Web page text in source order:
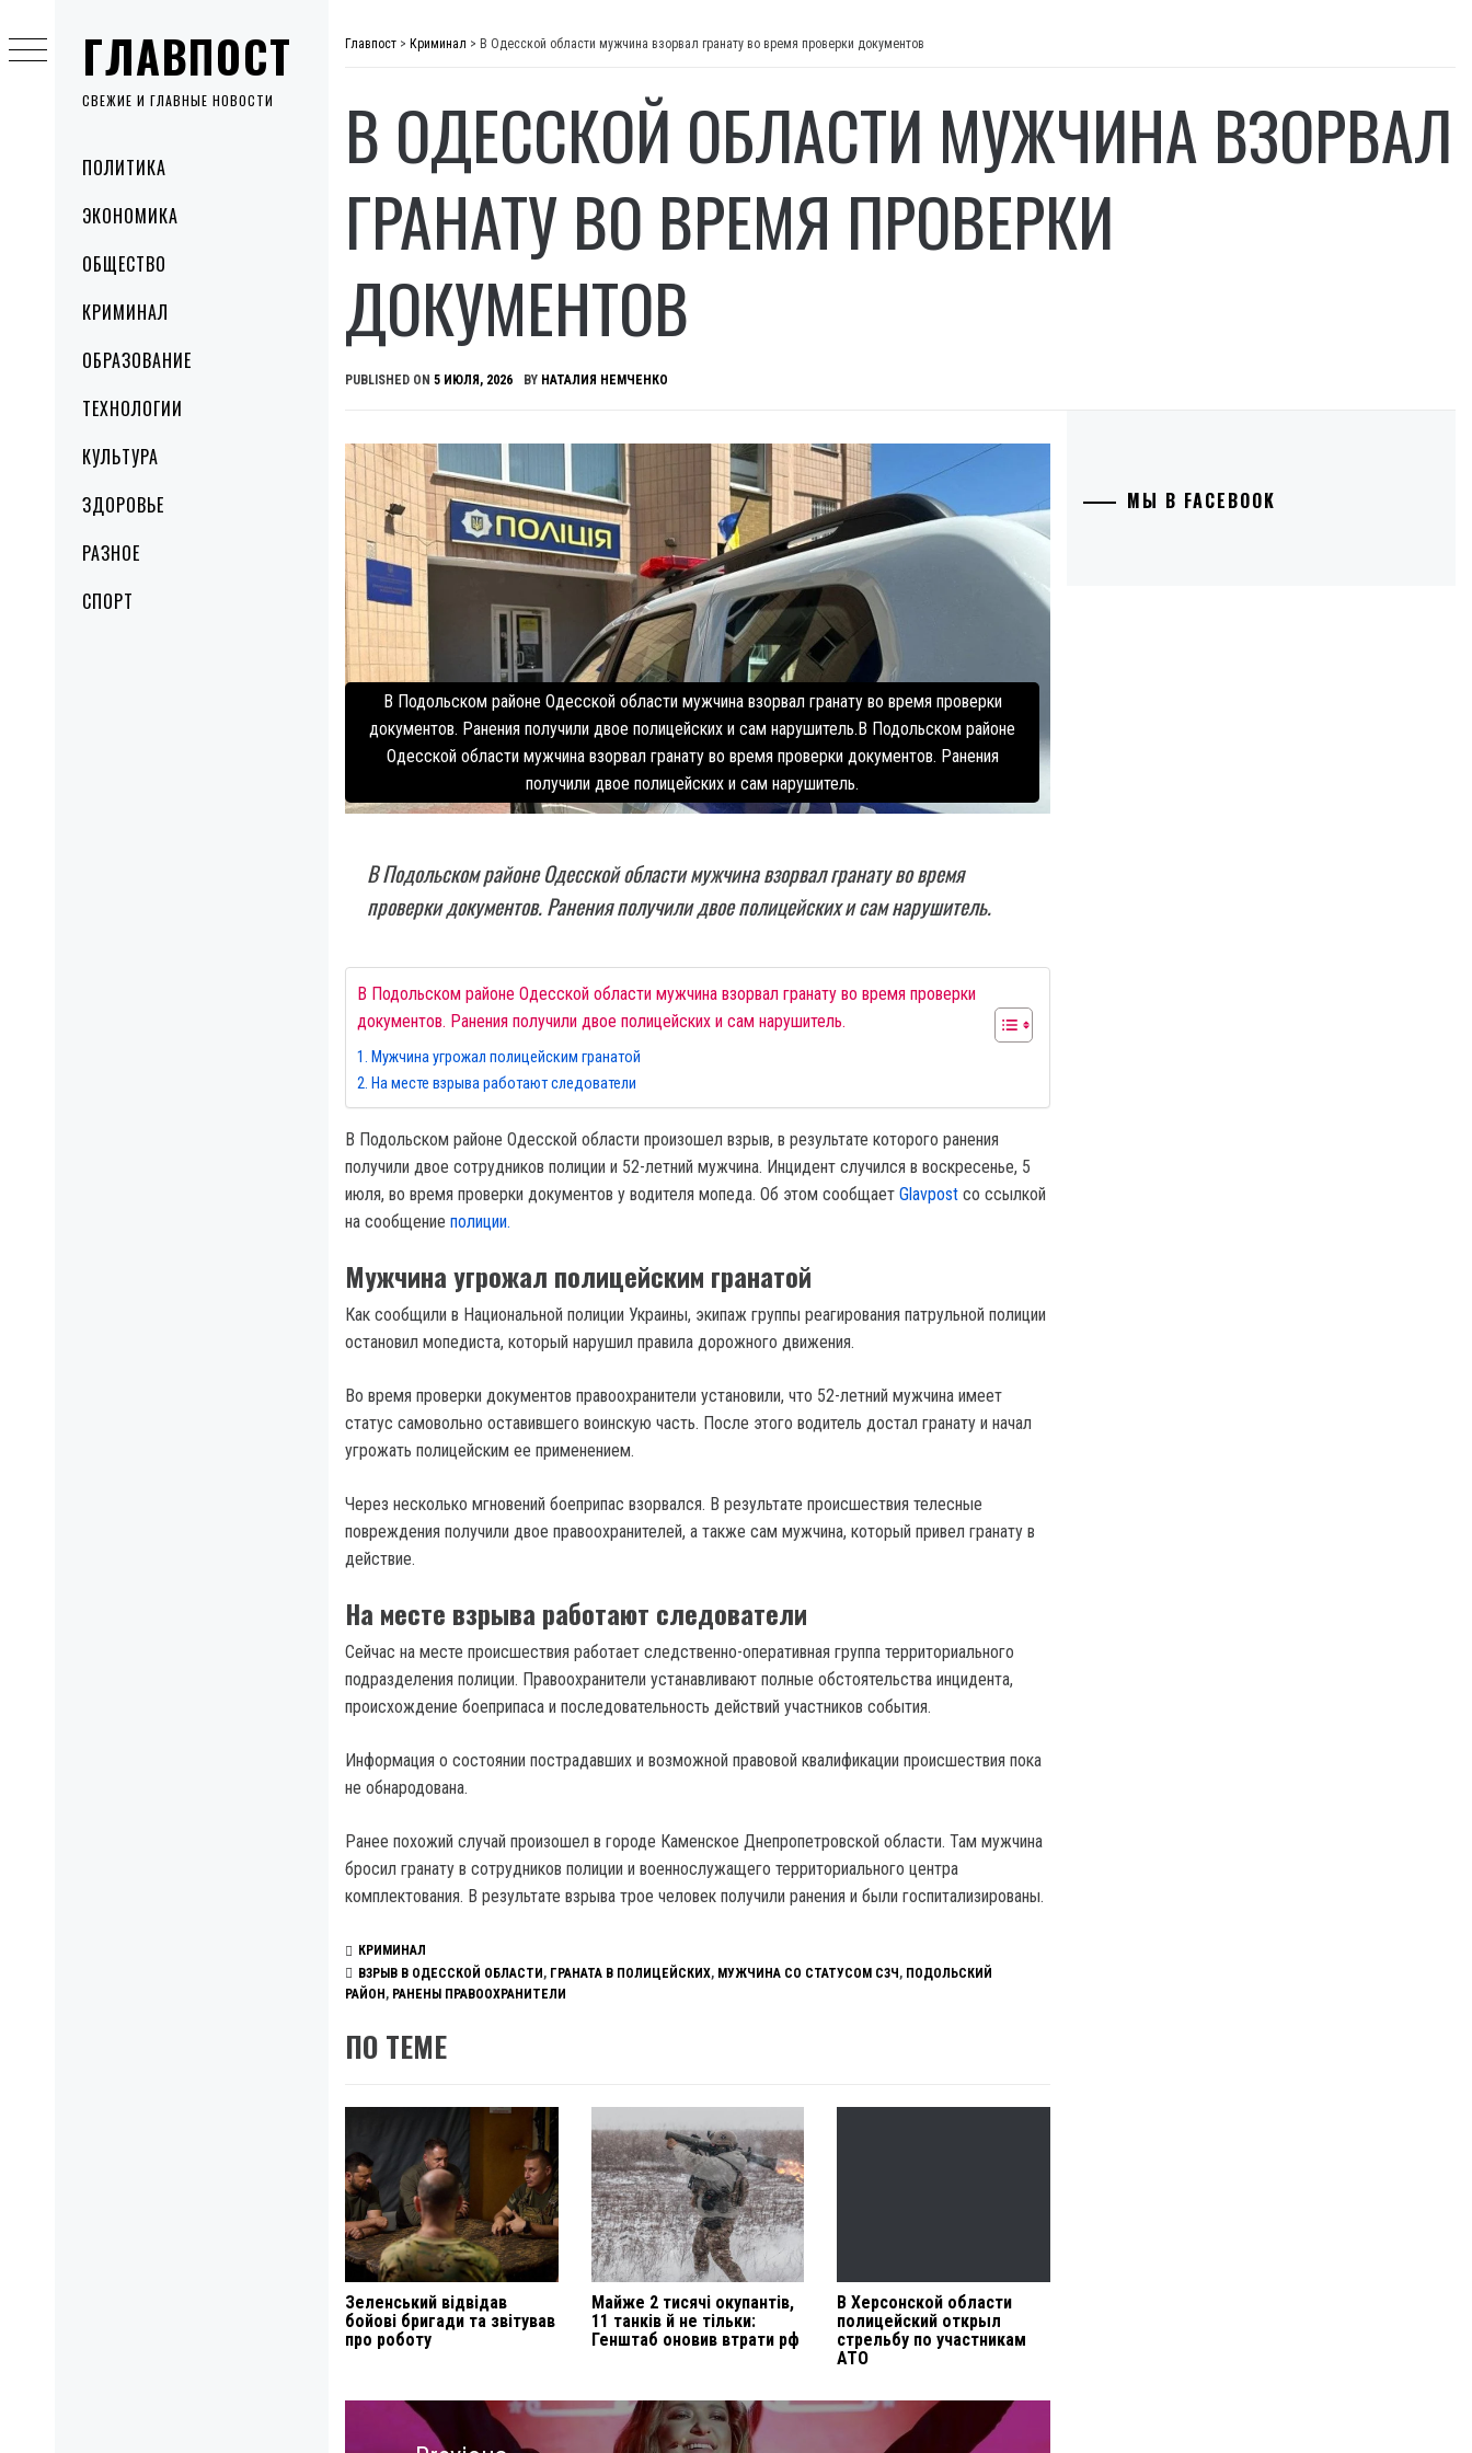
ГЛАВПОСТ
СВЕЖИЕ И ГЛАВНЫЕ НОВОСТИ
MenuПОЛИТИКА
ЭКОНОМИКА
ОБЩЕСТВО
КРИМИНАЛ
ОБРАЗОВАНИЕ
ТЕХНОЛОГИИ
КУЛЬТУРА
ЗДОРОВЬЕ
РАЗНОЕ
СПОРТ
to
content
Главпост > Криминал > В Одесской области мужчина взорвал гранату во время проверки документов
В ОДЕССКОЙ ОБЛАСТИ МУЖЧИНА ВЗОРВАЛ
ГРАНАТУ ВО ВРЕМЯ ПРОВЕРКИ
ДОКУМЕНТОВ
PUBLISHED ON 5 ИЮЛЯ, 2026 BY НАТАЛИЯ НЕМЧЕНКО
В Подольском районе Одесской области мужчина взорвал гранату во время проверки
документов. Ранения получили двое полицейских и сам нарушитель.В Подольском районе
Одесской области мужчина взорвал гранату во время проверки документов. Ранения
получили двое полицейских и сам нарушитель.
В Подольском районе Одесской области мужчина взорвал гранату во время
проверки документов. Ранения получили двое полицейских и сам нарушитель.
В Подольском районе Одесской области мужчина взорвал гранату во время проверки
документов. Ранения получили двое полицейских и сам нарушитель.
Мужчина угрожал полицейским гранатой
На месте взрыва работают следователи
В Подольском районе Одесской области произошел взрыв, в результате которого ранения
получили двое сотрудников полиции и 52-летний мужчина. Инцидент случился в воскресенье, 5
июля, во время проверки документов у водителя мопеда. Об этом сообщает Glavpost со ссылкой
на сообщение полиции.
Мужчина угрожал полицейским гранатой
Как сообщили в Национальной полиции Украины, экипаж группы реагирования патрульной полиции
остановил мопедиста, который нарушил правила дорожного движения.
Во время проверки документов правоохранители установили, что 52-летний мужчина имеет
статус самовольно оставившего воинскую часть. После этого водитель достал гранату и начал
угрожать полицейским ее применением.
Через несколько мгновений боеприпас взорвался. В результате происшествия телесные
повреждения получили двое правоохранителей, а также сам мужчина, который привел гранату в
действие.
На месте взрыва работают следователи
Сейчас на месте происшествия работает следственно-оперативная группа территориального
подразделения полиции. Правоохранители устанавливают полные обстоятельства инцидента,
происхождение боеприпаса и последовательность действий участников события.
Информация о состоянии пострадавших и возможной правовой квалификации происшествия пока
не обнародована.
Ранее похожий случай произошел в городе Каменское Днепропетровской области. Там мужчина
бросил гранату в сотрудников полиции и военнослужащего территориального центра
комплектования. В результате взрыва трое человек получили ранения и были госпитализированы.
КРИМИНАЛ
ВЗРЫВ В ОДЕССКОЙ ОБЛАСТИ , ГРАНАТА В ПОЛИЦЕЙСКИХ, МУЖЧИНА СО СТАТУСОМ СЗЧ , ПОДОЛЬСКИЙ
РАЙОН , РАНЕНЫ ПРАВООХРАНИТЕЛИ
ПО ТЕМЕ
Зеленський відвідав
бойові бригади та звітував
про роботу
Майже 2 тисячі окупантів,
11 танків й не тільки:
Генштаб оновив втрати рф
В Херсонской области
полицейский открыл
стрельбу по участникам
АТО
Навигация
МЫ В FACEBOOK